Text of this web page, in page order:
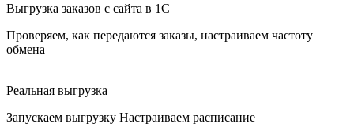
Выгрузка заказов с сайта в 1С
Проверяем, как передаются заказы, настраиваем частоту
обмена
Реальная выгрузка
Запускаем выгрузку Настраиваем расписание